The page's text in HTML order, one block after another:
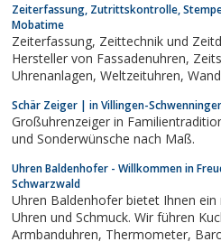
Zeiterfassung, Zutrittskontrolle,
Mobatime
Zeiterfassung, Zeittechnik und Zeitdesign von Bürk Mobatime,
Hersteller von Fassadenuhren, Zeitsystemen, Bahnhofsuhren,
Uhrenanlagen, Weltzeituhren, Wanduhren, Außenuhren,
Schär Zeiger | in Villingen-
Großuhrenzeiger in
und Sonderwünsche nach Maß.
Uhren Baldenhofer - Willkommen in
Schwarzwald
Uhren Baldenhofer bietet Ihnen
Uhren und Schmuck. Wir führen
Armbanduhren, Thermometer, Barometer, Wanduhren. Unser